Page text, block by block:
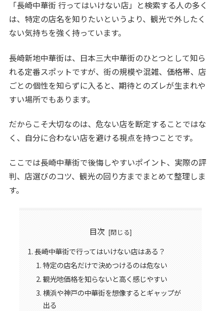
「長崎中華街 行ってはいけない店」と検索する人の多く
は、特定の店名を知りたいというより、観光で外したく
ない気持ちを強く持っています。
長崎新地中華街は、日本三大中華街のひとつとして知ら
れる定番スポットですが、街の規模や混雑、価格帯、店
ごとの個性を知らずに入ると、期待とのズレが生まれや
すい場所でもあります。
だからこそ大切なのは、危ない店を断定することではな
く、自分に合わない店を避ける視点を持つことです。
ここでは長崎中華街で後悔しやすいポイント、実際の評
判、店選びのコツ、観光の回り方までまとめて整理しま
す。
目次
長崎中華街で行ってはいけない店はある？
特定の店名だけで決めつけるのは危ない
観光地価格を知らないと高く感じやすい
横浜や神戸の中華街を想像するとギャップが
出る